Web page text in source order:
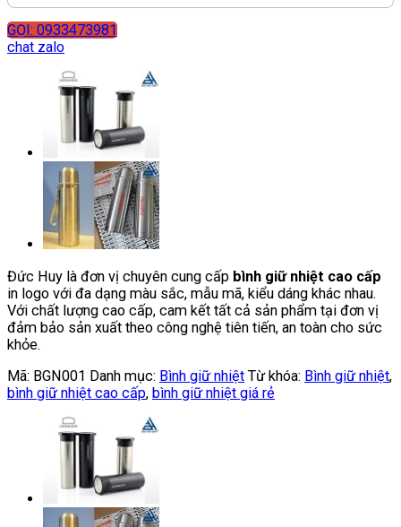
GỌI: 0933473981
chat zalo
Đức Huy là đơn vị chuyên cung cấp bình giữ nhiệt cao cấp
in logo với đa dạng màu sắc, mẫu mã, kiểu dáng khác nhau.
Với chất lượng cao cấp, cam kết tất cả sản phẩm tại đơn vị
đảm bảo sản xuất theo công nghệ tiên tiến, an toàn cho sức
khỏe.
Mã: BGN001 Danh mục: Bình giữ nhiệt Từ khóa: Bình giữ nhiệt,
bình giữ nhiệt cao cấp, bình giữ nhiệt giá rẻ